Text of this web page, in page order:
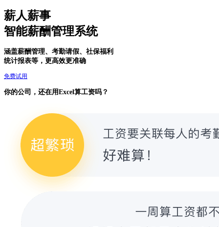
薪人薪事
智能薪酬管理系统
涵盖薪酬管理、考勤请假、社保福利
统计报表等，更高效更准确
免费试用
你的公司，还在用Excel算工资吗？